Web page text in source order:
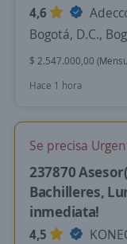
4,6
Bogotá, D.C.,
$ 2.547.000,00
Hace 1 hora
Se precisa
237870
Bachilleres,
inmediata!
4,5